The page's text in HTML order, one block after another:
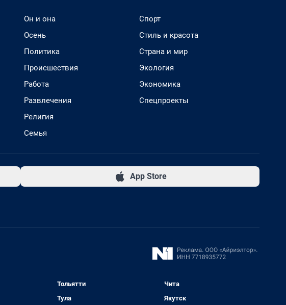
Он и она
Осень
Политика
Происшествия
Работа
Развлечения
Религия
Семья
Спорт
Стиль и красота
Страна и мир
Экология
Экономика
Спецпроекты
App Store
Тольятти
Тула
Чита
Якутск